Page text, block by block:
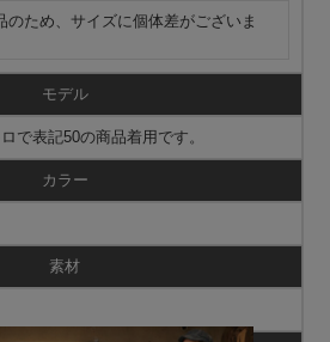
のため、サイズに個体差がございま
モデル
で表記50の商品着用です。
カラー
素材